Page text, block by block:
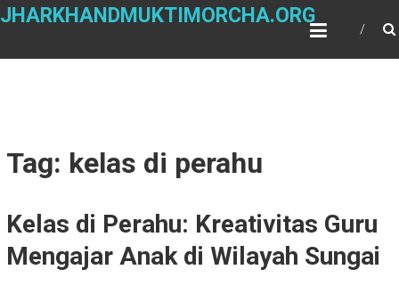
Skip
JHARKHANDMUKTIMORCHA.ORG
Tag: kelas di perahu
Kelas di Perahu: Kreativitas Guru
Mengajar Anak di Wilayah Sungai